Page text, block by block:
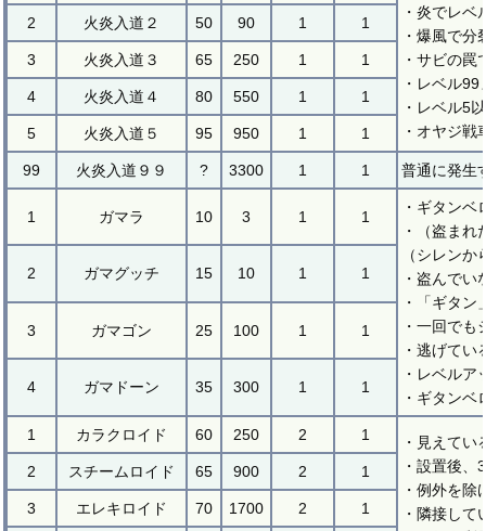
・炎でレ
・爆風で分
・サビの罠
・レベル
・レベル5
・オヤジ
2 火炎入道２ 50 90 1 1
3 火炎入道３ 65 250 1 1
4 火炎入道４ 80 550 1 1
5 火炎入道５ 95 950 1 1
99 火炎入道９９ ? 3300 1 1 普通に発生
1 ガマラ 10 3 1 1
・ギタン
・（盗ま
（シレン
・盗んで
・「ギタ
・一回で
・逃げてい
・レベル
・ギタン
2 ガマグッチ 15 10 1 1
3 ガマゴン 25 100 1 1
4 ガマドーン 35 300 1 1
1 カラクロイド 60 250 2 1
・見えてい
・設置後
・例外を
・隣接し
2 スチームロイド 65 900 2 1
3 エレキロイド 70 1700 2 1